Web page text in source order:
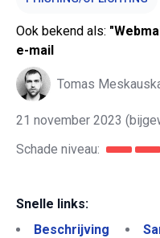
Ook bekend als:
e-mail
Tomas
21 november 2023
Schade niveau:
Snelle links:
Beschrijving